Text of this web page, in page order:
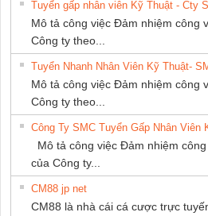
Tuyển gấp nhân viên Kỹ Thuật - Cty
Mô tả công việc Đảm nhiệm công
Công ty theo...
Tuyển Nhanh Nhân Viên Kỹ Thuật-
Mô tả công việc Đảm nhiệm công
Công ty theo...
Công Ty SMC Tuyển Gấp Nhân Viên
Mô tả công việc Đảm nhiệm
của Công ty...
CM88 jp net
CM88 là nhà cái cá cược trực